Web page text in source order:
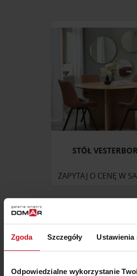
Zgoda Szczegóły Ustawienia
Odpowiedzialne wykorzystanie
STÓŁ
ZAPYTAJ O CENĘ W